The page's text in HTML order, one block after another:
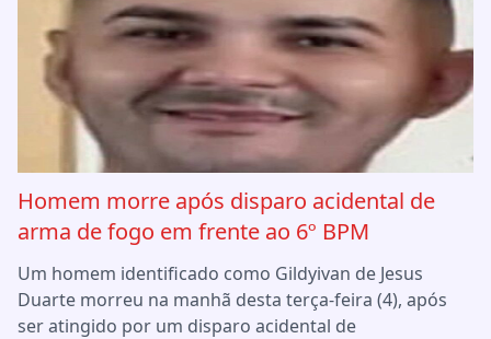
Homem morre após disparo acidental de
arma de fogo em frente ao 6º BPM
Um homem identificado como Gildyivan de Jesus
Duarte morreu na manhã desta terça-feira (4), após
ser atingido por um disparo acidental de